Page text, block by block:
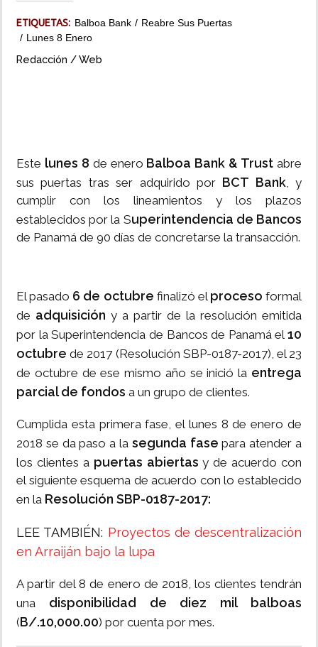
ETIQUETAS: Balboa Bank
Reabre Sus Puertas
Lunes 8 Enero
Redacción / Web
Este lunes 8 de enero Balboa Bank & Trust abre
sus puertas tras ser adquirido por BCT Bank, y
cumplir con los lineamientos y los plazos
establecidos por la Superintendencia de Bancos
de Panamá de 90 días de concretarse la transacción.
El pasado 6 de octubre finalizó el proceso formal
de adquisición y a partir de la resolución emitida
por la Superintendencia de Bancos de Panamá el 10
octubre de 2017 (Resolución SBP-0187-2017), el 23
de octubre de ese mismo año se inició la entrega
parcial de fondos a un grupo de clientes.
Cumplida esta primera fase, el lunes 8 de enero de
2018 se da paso a la segunda fase para atender a
los clientes a puertas abiertas y de acuerdo con
el siguiente esquema de acuerdo con lo establecido
en la Resolución SBP-0187-2017:
LEE TAMBIÉN: Proyectos de descentralización
en Arraiján bajo la lupa
A partir del 8 de enero de 2018, los clientes tendrán
una disponibilidad de diez mil balboas
(B/.10,000.00) por cuenta por mes.